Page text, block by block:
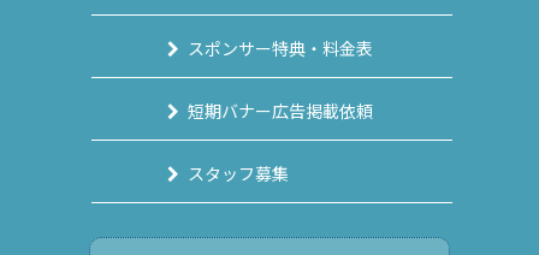
スポンサー特典・料金表
短期バナー広告掲載依頼
スタッフ募集